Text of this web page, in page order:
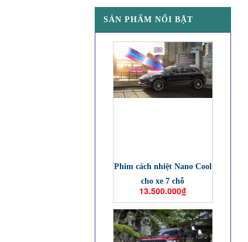
SẢN PHẨM NỔI BẬT
Phim cách nhiệt Nano Cool
cho xe 7 chỗ
13.500.000₫